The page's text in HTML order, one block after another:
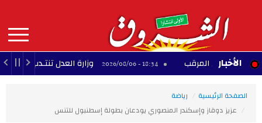
contenu
principal
MAIN
NAVIGATION الأخبار
جبل المرقب 18:34 - 2026/08/06 وزارة العدل تنتـدب عملة 08/06
الصفحة الرئيسية
رياضة
عزيز دوقاز وإسكندر المنصوري يودعان بطولة إسطنبول للتنس